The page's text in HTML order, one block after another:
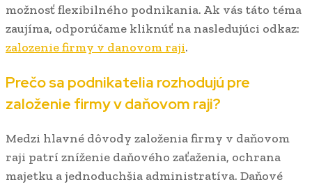
možnosť flexibilného podnikania. Ak vás táto téma
zaujíma, odporúčame kliknúť na nasledujúci odkaz:
zalozenie firmy v danovom raji.
Prečo sa podnikatelia rozhodujú pre
založenie firmy v daňovom raji?
Medzi hlavné dôvody založenia firmy v daňovom
raji patrí zníženie daňového zaťaženia, ochrana
majetku a jednoduchšia administratíva. Daňové